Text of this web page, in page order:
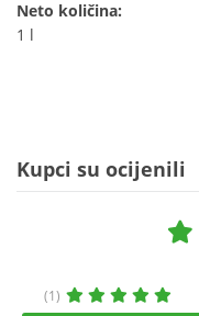
Neto količina:
1 l
Kupci su ocijenili
(1)